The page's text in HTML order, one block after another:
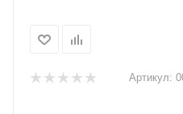
Артикул: